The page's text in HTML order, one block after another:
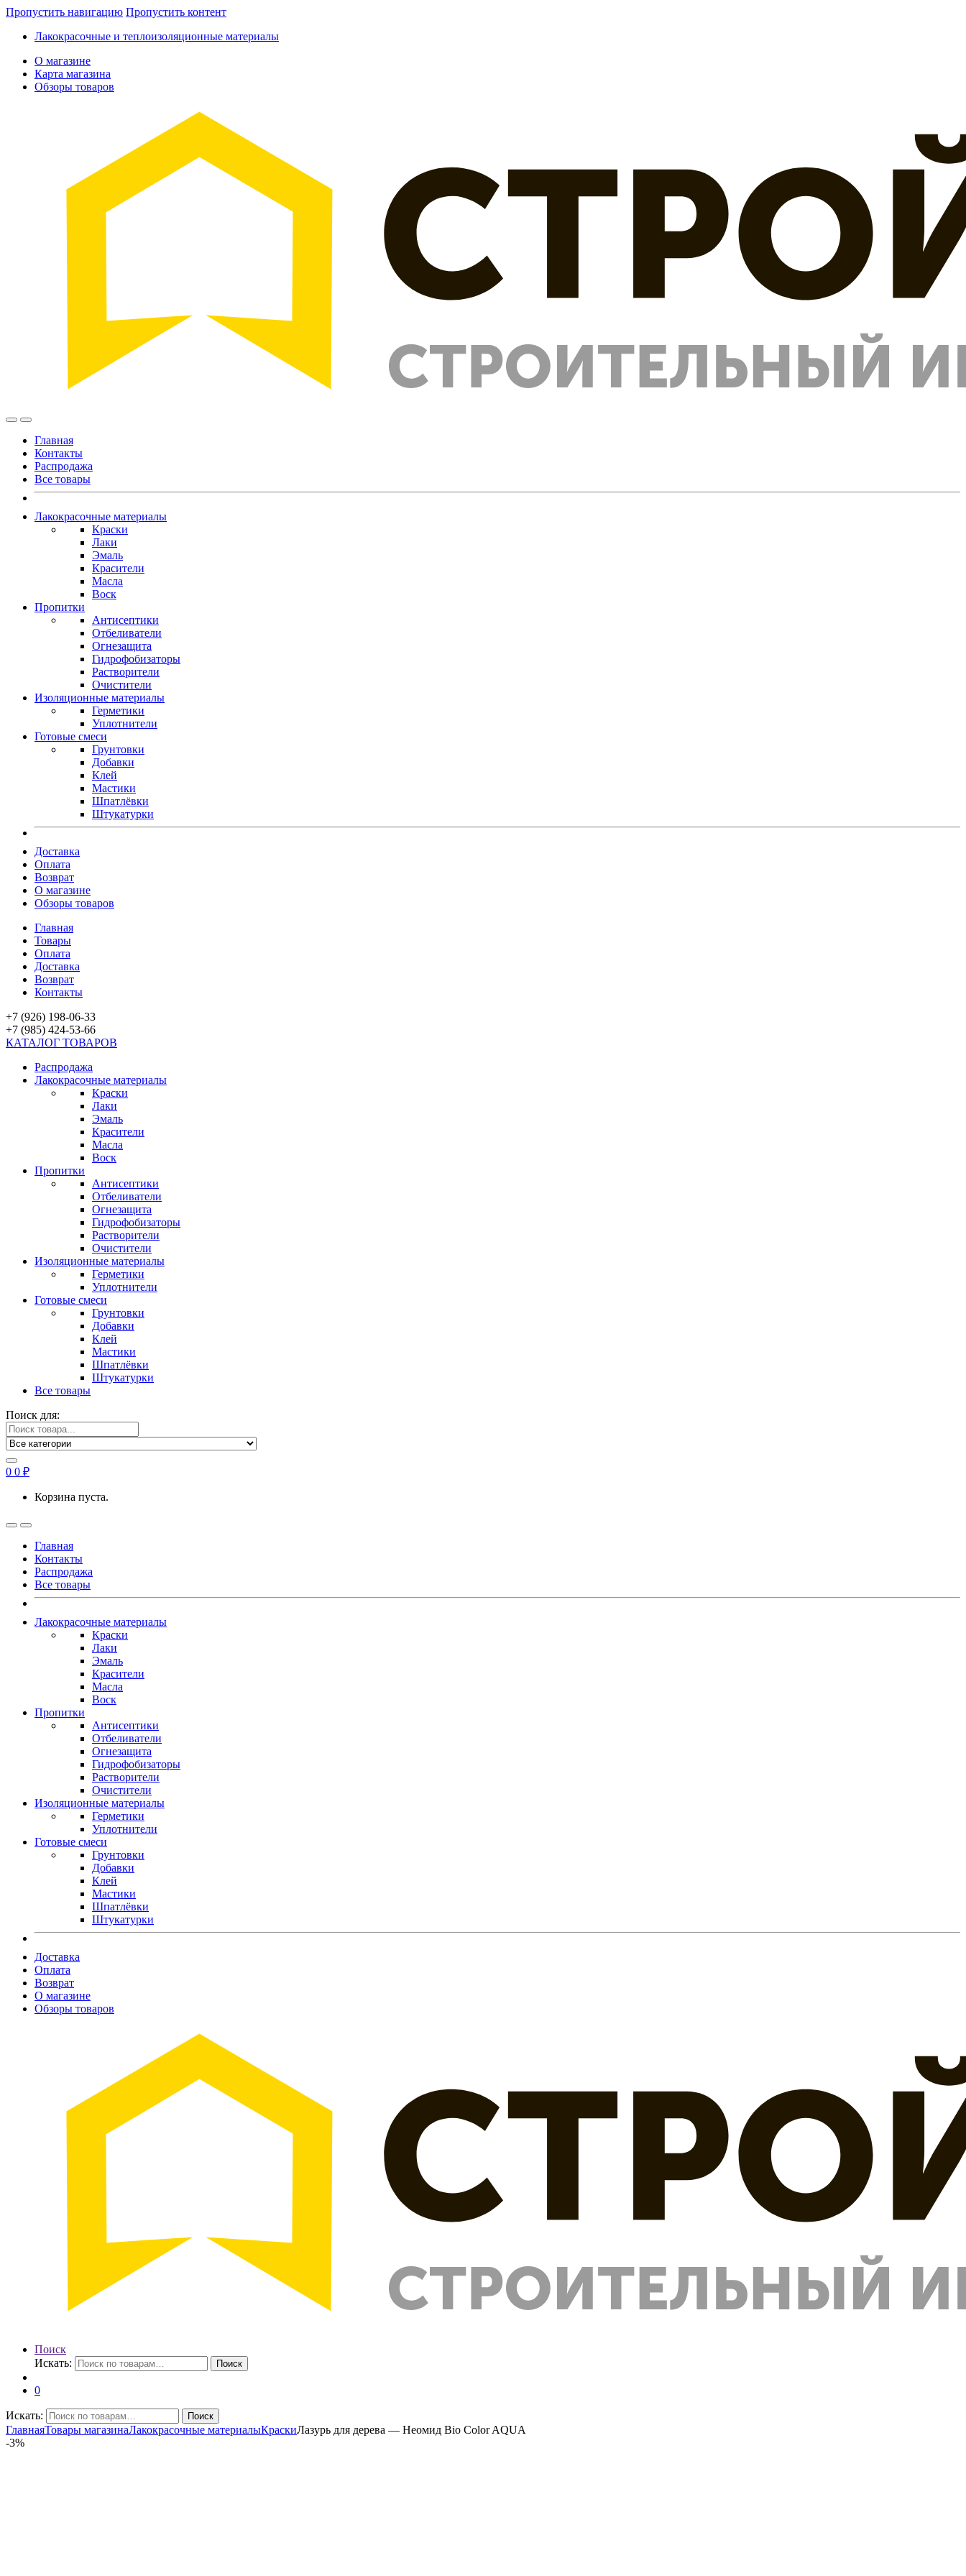
Пропустить навигацию Пропустить контент
Лакокрасочные и теплоизоляционные материалы
О магазине
Карта магазина
Обзоры товаров
Главная
Контакты
Распродажа
Все товары
Лакокрасочные материалы
Краски
Лаки
Эмаль
Красители
Масла
Воск
Пропитки
Антисептики
Отбеливатели
Огнезащита
Гидрофобизаторы
Растворители
Очистители
Изоляционные материалы
Герметики
Уплотнители
Готовые смеси
Грунтовки
Добавки
Клей
Мастики
Шпатлёвки
Штукатурки
Доставка
Оплата
Возврат
О магазине
Обзоры товаров
Главная
Товары
Оплата
Доставка
Возврат
Контакты
+7 (926) 198-06-33
+7 (985) 424-53-66
КАТАЛОГ ТОВАРОВ
Распродажа
Лакокрасочные материалы
Краски
Лаки
Эмаль
Красители
Масла
Воск
Пропитки
Антисептики
Отбеливатели
Огнезащита
Гидрофобизаторы
Растворители
Очистители
Изоляционные материалы
Герметики
Уплотнители
Готовые смеси
Грунтовки
Добавки
Клей
Мастики
Шпатлёвки
Штукатурки
Все товары
Поиск для:
0 0 ₽
Корзина пуста.
Главная
Контакты
Распродажа
Все товары
Лакокрасочные материалы
Краски
Лаки
Эмаль
Красители
Масла
Воск
Пропитки
Антисептики
Отбеливатели
Огнезащита
Гидрофобизаторы
Растворители
Очистители
Изоляционные материалы
Герметики
Уплотнители
Готовые смеси
Грунтовки
Добавки
Клей
Мастики
Шпатлёвки
Штукатурки
Доставка
Оплата
Возврат
О магазине
Обзоры товаров
Поиск
Искать:
Поиск
0
Искать: Поиск
ГлавнаяТовары магазинаЛакокрасочные материалыКраскиЛазурь для дерева — Неомид Bio Color AQUA
-3%